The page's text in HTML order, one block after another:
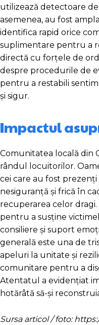
utilizează detectoare
asemenea, au fost
identifica rapid orice
suplimentare pentru a
directă cu forțele de
despre procedurile de
pentru a restabili
și sigur.
Impactul
Comunitatea locală din
rândul locuitorilor.
cei care au fost
nesiguranță și frică în
recuperarea celor
pentru a susține
consiliere și suport
generală este una de
apeluri la unitate și
comunitare pentru a
Atentatul a evidențiat
hotărâtă să-și
Sursa articol / foto: